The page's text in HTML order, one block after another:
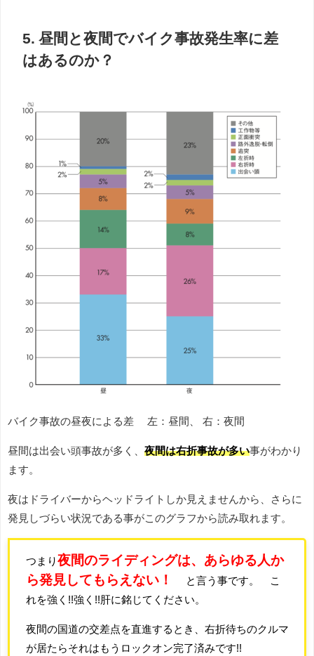
5. 昼間と夜間でバイク事故発生率に差
はあるのか？
バイク事故の昼夜による差 左：昼間、 右：夜間
昼間は出会い頭事故が多く、 夜間は右折事故が多い事がわかり
ます。
夜はドライバーからヘッドライトしか見えませんから、さらに
発見しづらい状況である事がこのグラフから読み取れます。
つまり 夜間のライディングは、あらゆる人か
ら発見してもらえない！
と言う事です。 こ
れを強く!!強く!!肝に銘じてください。
夜間の国道の交差点を直進するとき、右折待ちのクルマ
が居たらそれはもうロックオン完了済みです!!